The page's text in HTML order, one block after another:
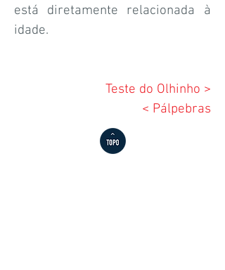
está diretamente relacionada à
idade.
Teste do Olhinho >
< Pálpebras